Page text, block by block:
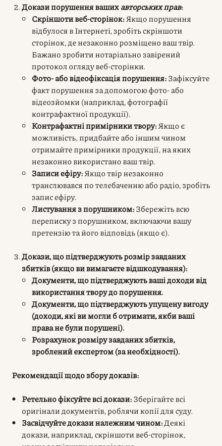
Докази порушення вашихавторських прав:
Скріншоти веб-сторінок:Якщо порушення
відбулося в Інтернеті, зробіть скріншоти
сторінок, де незаконно розміщено ваш твір.
Бажано зробити нотаріально завірений
протокол огляду веб-сторінки.
Фото- або відеофіксація порушення:Зафіксуйте
факт порушення за допомогою фото- або
відеозйомки (наприклад, фотографії
контрафактної продукції).
Контрафактні примірники твору:Якщо є
можливість, придбайте або іншим чином
отримайте примірники продукції, на яких
незаконно використано ваш твір.
Записи ефіру:Якщо твір незаконно
транслювався по телебаченню або радіо, зробіть
запис ефіру.
Листування з порушником:Збережіть всю
переписку з порушником, включаючи вашу
претензію та його відповідь (якщо є).
Докази, що підтверджують розмір завданих
збитків (якщо ви вимагаєте відшкодування):
Документи, що підтверджують ваші доходи від
використання твору до порушення.
Документи, що підтверджують упущену вигоду
(доходи, які ви могли б отримати, якби ваші
права не були порушені).
Розрахунок розміру завданих збитків,
зроблений експертом (за необхідності).
Рекомендації щодо збору доказів:
Ретельно фіксуйте всі докази:Зберігайте всі
оригінали документів, роблячи копії для суду.
Засвідчуйте докази належним чином:Деякі
докази, наприклад, скріншоти веб-сторінок,